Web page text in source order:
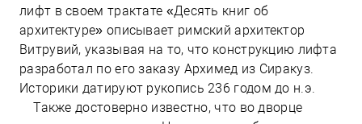
лифт в своем трактате «Десять книг об
архитектуре» описывает римский архитектор
Витрувий, указывая на то, что конструкцию лифта
разработал по его заказу Архимед из Сиракуз.
Историки датируют рукопись 236 годом до н.э.
Также достоверно известно, что во дворце